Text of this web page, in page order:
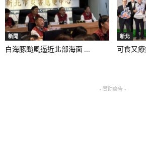
新聞
白海豚颱風逼近北部海面 ...
新北
可食又
- 贊助廣告 -